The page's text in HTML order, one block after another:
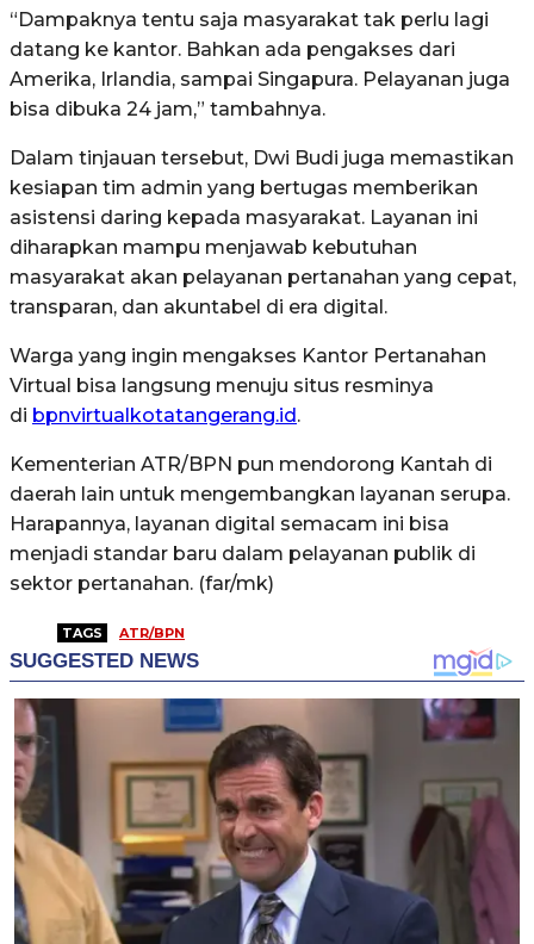
“Dampaknya tentu saja masyarakat tak perlu lagi
datang ke kantor. Bahkan ada pengakses dari
Amerika, Irlandia, sampai Singapura. Pelayanan juga
bisa dibuka 24 jam,” tambahnya.
Dalam tinjauan tersebut, Dwi Budi juga memastikan
kesiapan tim admin yang bertugas memberikan
asistensi daring kepada masyarakat. Layanan ini
diharapkan mampu menjawab kebutuhan
masyarakat akan pelayanan pertanahan yang cepat,
transparan, dan akuntabel di era digital.
Warga yang ingin mengakses Kantor Pertanahan
Virtual bisa langsung menuju situs resminya
di bpnvirtualkotatangerang.id.
Kementerian ATR/BPN pun mendorong Kantah di
daerah lain untuk mengembangkan layanan serupa.
Harapannya, layanan digital semacam ini bisa
menjadi standar baru dalam pelayanan publik di
sektor pertanahan. (far/mk)
TAGS ATR/BPN